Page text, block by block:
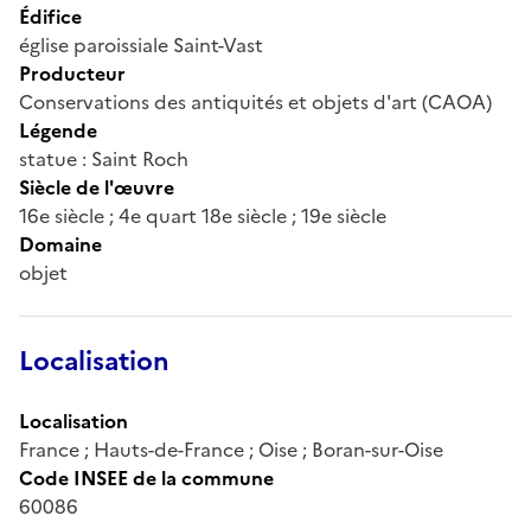
Édifice
église paroissiale Saint-Vast
Producteur
Conservations des antiquités et objets d'art (CAOA)
Légende
statue : Saint Roch
Siècle de l'œuvre
16e siècle ; 4e quart 18e siècle ; 19e siècle
Domaine
objet
Localisation
Localisation
France ; Hauts-de-France ; Oise ; Boran-sur-Oise
Code INSEE de la commune
60086